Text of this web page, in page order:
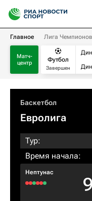
Главное Лига Чемпионов
Матч-
центр
Футбол
Завершен
Баскетбол
Евролига
Тур:
Время начала:
Нептунас